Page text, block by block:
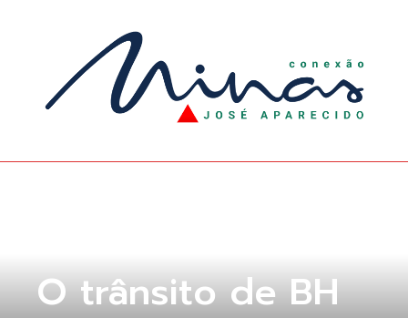
O trânsito de BH